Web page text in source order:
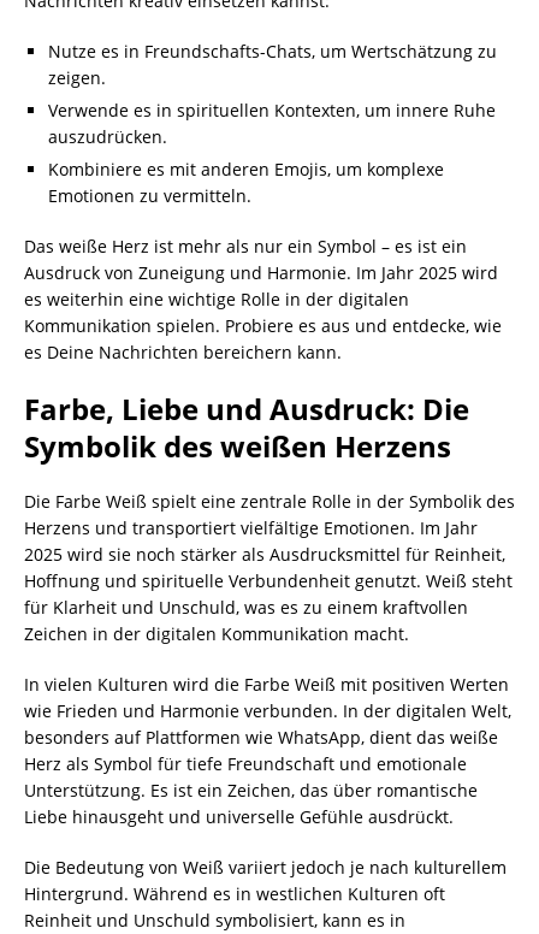
Nutze es in Freundschafts-Chats, um Wertschätzung zu
zeigen.
Verwende es in spirituellen Kontexten, um innere Ruhe
auszudrücken.
Kombiniere es mit anderen Emojis, um komplexe
Emotionen zu vermitteln.
Das weiße Herz ist mehr als nur ein Symbol – es ist ein
Ausdruck von Zuneigung und Harmonie. Im Jahr 2025 wird
es weiterhin eine wichtige Rolle in der digitalen
Kommunikation spielen. Probiere es aus und entdecke, wie
es Deine Nachrichten bereichern kann.
Farbe, Liebe und Ausdruck: Die
Symbolik des weißen Herzens
Die Farbe Weiß spielt eine zentrale Rolle in der Symbolik des
Herzens und transportiert vielfältige Emotionen. Im Jahr
2025 wird sie noch stärker als Ausdrucksmittel für Reinheit,
Hoffnung und spirituelle Verbundenheit genutzt. Weiß steht
für Klarheit und Unschuld, was es zu einem kraftvollen
Zeichen in der digitalen Kommunikation macht.
In vielen Kulturen wird die Farbe Weiß mit positiven Werten
wie Frieden und Harmonie verbunden. In der digitalen Welt,
besonders auf Plattformen wie WhatsApp, dient das weiße
Herz als Symbol für tiefe Freundschaft und emotionale
Unterstützung. Es ist ein Zeichen, das über romantische
Liebe hinausgeht und universelle Gefühle ausdrückt.
Die Bedeutung von Weiß variiert jedoch je nach kulturellem
Hintergrund. Während es in westlichen Kulturen oft
Reinheit und Unschuld symbolisiert, kann es in